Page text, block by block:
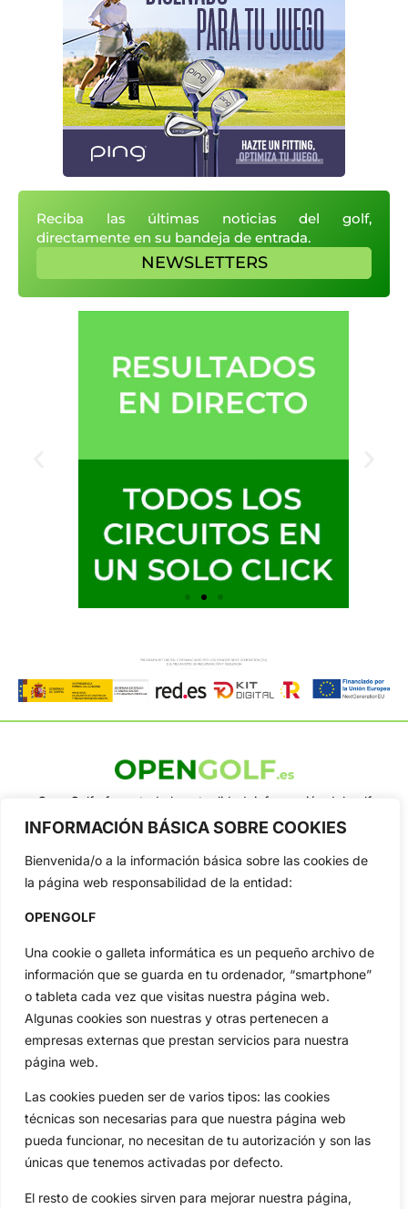
INFORMACIÓN BÁSICA SOBRE COOKIES
Bienvenida/o a la información básica sobre las cookies de
la página web responsabilidad de la entidad:
OPENGOLF
Una cookie o galleta informática es un pequeño archivo de
información que se guarda en tu ordenador, “smartphone”
o tableta cada vez que visitas nuestra página web.
Algunas cookies son nuestras y otras pertenecen a
empresas externas que prestan servicios para nuestra
página web.
Las cookies pueden ser de varios tipos: las cookies
técnicas son necesarias para que nuestra página web
pueda funcionar, no necesitan de tu autorización y son las
únicas que tenemos activadas por defecto.
El resto de cookies sirven para mejorar nuestra página,
Reciba las últimas noticias del golf,
directamente en su bandeja de entrada.
NEWSLETTERS
OpenGolf ofrece toda la actualidad, información del golf
profesional y amateur, resultados en directo, vídeos, noticias,
Jon Rahm, LIV Golf, PGA Tour, Ryder Cup, DP World Tour, LPGA
Tour...
Categorias
Amateurs
Circuitos
Especiales
Reglas
Vídeos
De Interés
Compañía
Aviso Legal
Política de Cookies
Publicidad
Newsletters